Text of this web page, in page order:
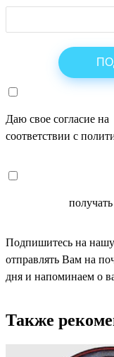
Даю свое согласие на
соответствии с
Подпишитесь на
отправлять Вам на
дня и напоминаем о
Также